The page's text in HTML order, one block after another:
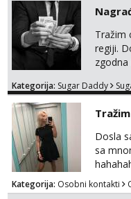
Tražim
regiji.
zgodna
kosu -
obitelj)
zaštitu
paro...
Kategorija: Sugar Daddy
Dosla
sa
tamo,
Kategorija: Osobni kontakti